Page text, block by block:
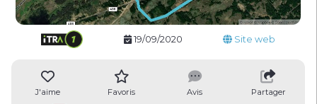
19/09/2020 Site web
J'aime Favoris Avis Partager